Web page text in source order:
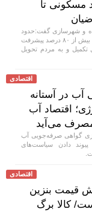
واحد مسکونی تا
و شهرسازی گفت:حدود
۳ هزار واحد مسکونی را که بیش از ۸۰ درصد پیشرفت
تکمیل و به مردم تحویل
اقتصادی
در آستانه
اقتصاد آب
می‌آید
گواهی صرفه‌جویی آب
دادن سیاست‌های
اقتصادی
قیمت بنزین
کالا برگ